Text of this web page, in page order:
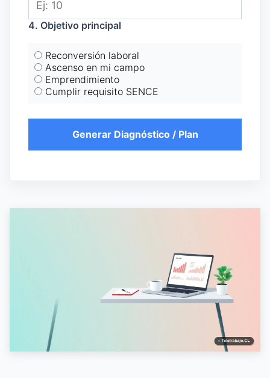
4. Objetivo principal
Reconversión laboral
Ascenso en mi campo
Emprendimiento
Cumplir requisito SENCE
Generar Diagnóstico / Plan